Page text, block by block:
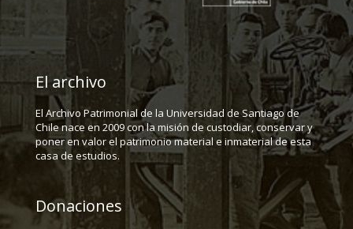
El archivo
El Archivo Patrimonial de la Universidad de Santiago de
Chile nace en 2009 con la misión de custodiar, conservar y
poner en valor el patrimonio material e inmaterial de esta
casa de estudios.
Donaciones